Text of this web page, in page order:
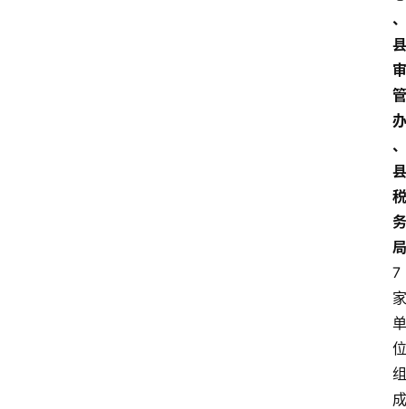
、
县
审
管
办
、
县
税
务
局
7
家
单
位
组
成